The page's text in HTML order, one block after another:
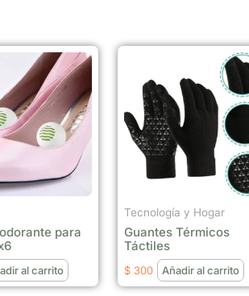
para
al carrito
Tecnología y Hogar
Guantes Térmicos
Táctiles
$ 300 Añadir al carrito